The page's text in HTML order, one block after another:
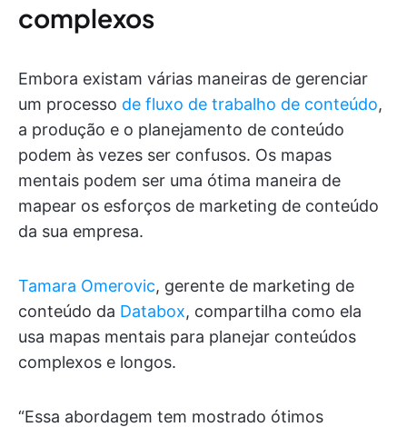
complexos
Embora existam várias maneiras de gerenciar
um processo de fluxo de trabalho de conteúdo,
a produção e o planejamento de conteúdo
podem às vezes ser confusos. Os mapas
mentais podem ser uma ótima maneira de
mapear os esforços de marketing de conteúdo
da sua empresa.
Tamara Omerovic, gerente de marketing de
conteúdo da Databox, compartilha como ela
usa mapas mentais para planejar conteúdos
complexos e longos.
“Essa abordagem tem mostrado ótimos